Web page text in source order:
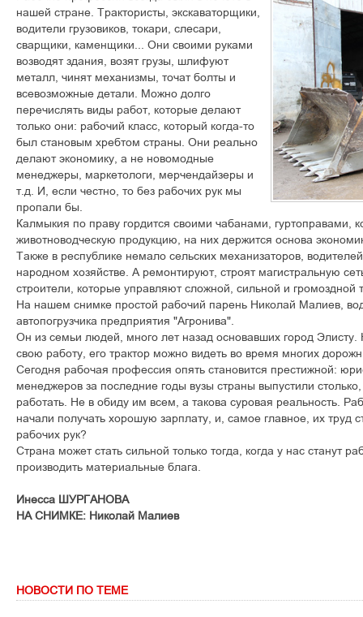
нашей стране. Трактористы, экскаваторщики,
водители грузовиков, токари, слесари,
сварщики, каменщики... Они своими руками
возводят здания, возят грузы, шлифуют
металл, чинят механизмы, точат болты и
всевозможные детали. Можно долго
перечислять виды работ, которые делают
только они: рабочий класс, который когда-то
был становым хребтом страны. Они реально
делают экономику, а не новомодные
менеджеры, маркетологи, мерчендайзеры и
т.д. И, если честно, то без рабочих рук мы
пропали бы.
Калмыкия по праву гордится своими чабанами, гуртоправами,
животноводческую продукцию, на них держится основа
Также в республике немало сельских механизаторов,
народном хозяйстве. А ремонтируют, строят магистральную
строители, которые управляют сложной, сильной и громоздной
На нашем снимке простой рабочий парень Николай Малиев,
автопогрузчика предприятия "Агронива".
Он из семьи людей, много лет назад основавших город
свою работу, его трактор можно видеть во время многих
Сегодня рабочая профессия опять становится престижной:
менеджеров за последние годы вузы страны выпустили
работать. Не в обиду им всем, а такова суровая реальность.
начали получать хорошую зарплату, и, самое главное, их труд
рабочих рук?
Страна может стать сильной только тогда, когда у нас станут
производить материальные блага.
Инесса ШУРГАНОВА
НА СНИМКЕ: Николай Малиев
НОВОСТИ ПО ТЕМЕ